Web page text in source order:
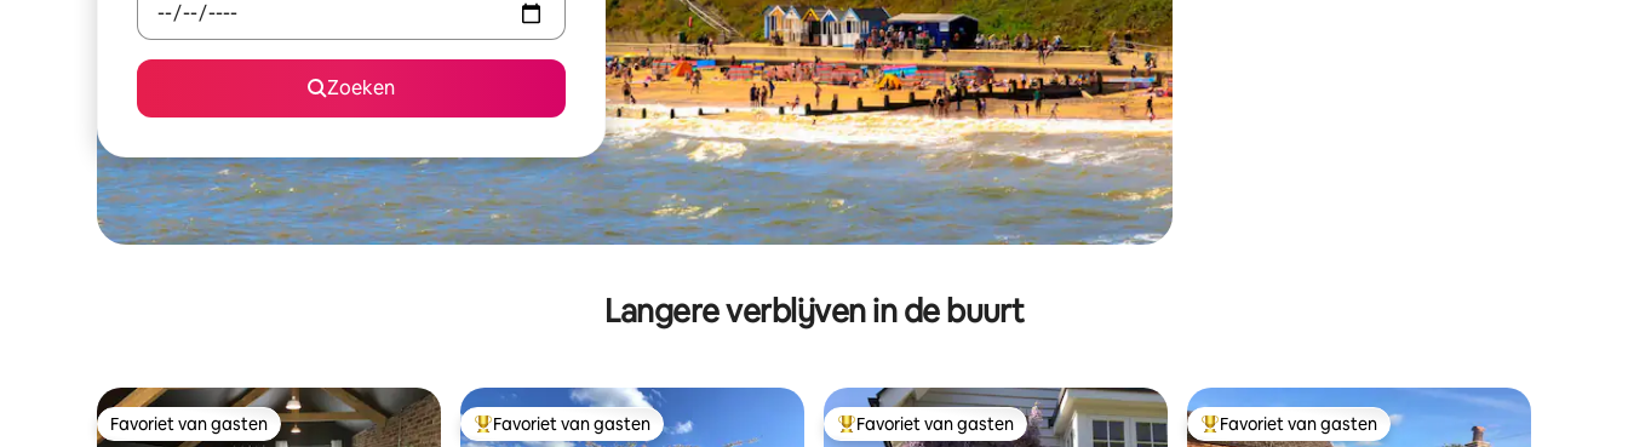
Zoeken
Langere verblijven in de buurt
Favoriet van gasten
Favoriet van gasten Topfavoriet van gasten
Favoriet van gasten Topfavoriet van gasten
Favoriet van gasten Topfavoriet van gasten
Favoriet van gasten